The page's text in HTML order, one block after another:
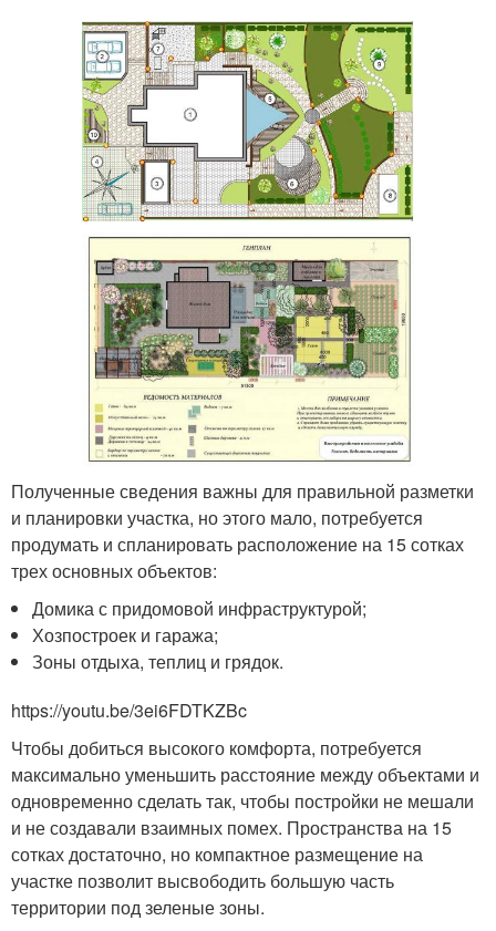
Полученные сведения важны для правильной разметки
и планировки участка, но этого мало, потребуется
продумать и спланировать расположение на 15 сотках
трех основных объектов:
Домика с придомовой инфраструктурой;
Хозпостроек и гаража;
Зоны отдыха, теплиц и грядок.
https://youtu.be/3ei6FDTKZBc
Чтобы добиться высокого комфорта, потребуется
максимально уменьшить расстояние между объектами и
одновременно сделать так, чтобы постройки не мешали
и не создавали взаимных помех. Пространства на 15
сотках достаточно, но компактное размещение на
участке позволит высвободить большую часть
территории под зеленые зоны.